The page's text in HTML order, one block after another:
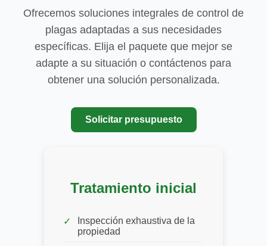
Ofrecemos soluciones integrales de control de
plagas adaptadas a sus necesidades
específicas. Elija el paquete que mejor se
adapte a su situación o contáctenos para
obtener una solución personalizada.
Solicitar presupuesto
Tratamiento inicial
Inspección exhaustiva de la
propiedad